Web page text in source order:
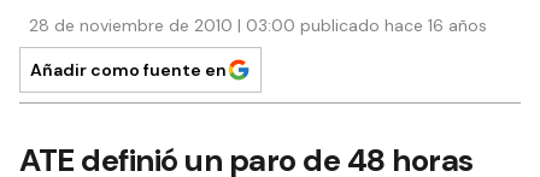
28 de noviembre de 2010 | 03:00 publicado hace 16 años
Añadir como fuente en
ATE definió un paro de 48 horas